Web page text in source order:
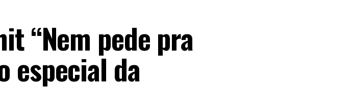
“Nem pede pra
especial da